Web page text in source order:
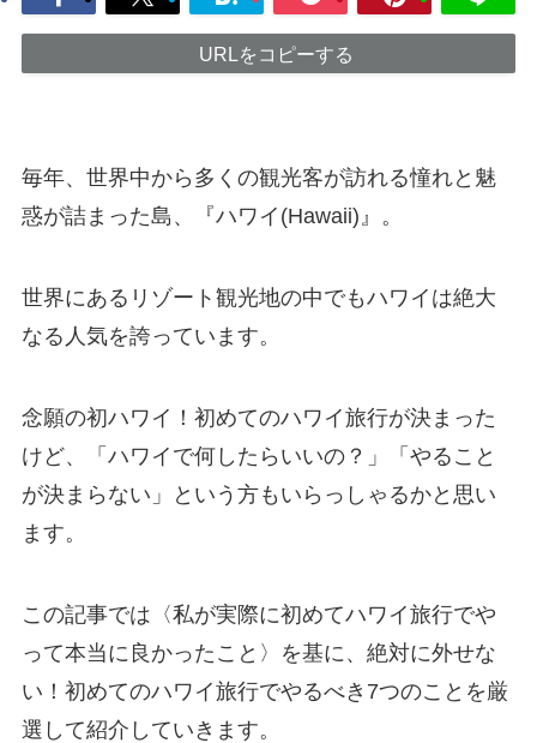
URLをコピーする
毎年、世界中から多くの観光客が訪れる憧れと魅
惑が詰まった島、『ハワイ(Hawaii)』。
世界にあるリゾート観光地の中でもハワイは絶大
なる人気を誇っています。
念願の初ハワイ！初めてのハワイ旅行が決まった
けど、「ハワイで何したらいいの？」「やること
が決まらない」という方もいらっしゃるかと思い
ます。
この記事では〈私が実際に初めてハワイ旅行でや
って本当に良かったこと〉を基に、絶対に外せな
い！初めてのハワイ旅行でやるべき7つのことを厳
選して紹介していきます。